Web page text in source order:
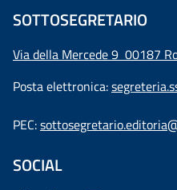
SOTTOSEGRETARIO
Via della Mercede 9 00187
Posta elettronica:
PEC:
SOCIAL